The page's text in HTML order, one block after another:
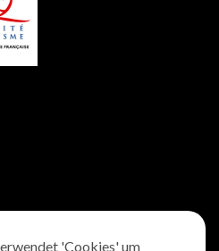
'Cookies' um